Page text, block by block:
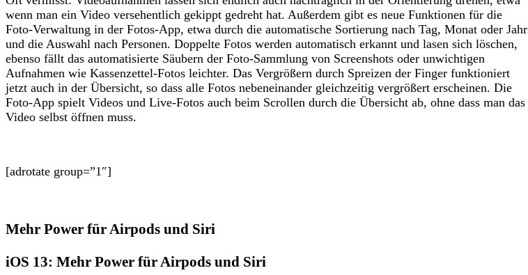
wenn man ein Video versehentlich gekippt gedreht hat. Außerdem gibt es neue Funktionen für die
Foto-Verwaltung in der Fotos-App, etwa durch die automatische Sortierung nach Tag, Monat oder Jahr
und die Auswahl nach Personen. Doppelte Fotos werden automatisch erkannt und lasen sich löschen,
ebenso fällt das automatisierte Säubern der Foto-Sammlung von Screenshots oder unwichtigen
Aufnahmen wie Kassenzettel-Fotos leichter. Das Vergrößern durch Spreizen der Finger funktioniert
jetzt auch in der Übersicht, so dass alle Fotos nebeneinander gleichzeitig vergrößert erscheinen. Die
Foto-App spielt Videos und Live-Fotos auch beim Scrollen durch die Übersicht ab, ohne dass man das
Video selbst öffnen muss.
[adrotate group=”1″]
Mehr Power für Airpods und Siri
iOS 13: Mehr Power für Airpods und Siri